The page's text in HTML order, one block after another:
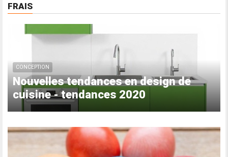
FRAIS
CONCEPTION
Nouvelles tendances en design de
cuisine - tendances 2020